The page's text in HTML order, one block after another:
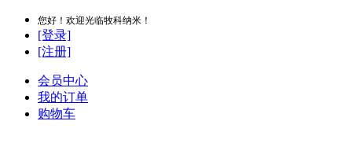
您好！欢迎光临牧科纳米！
[登录]
[注册]
会员中心
我的订单
购物车